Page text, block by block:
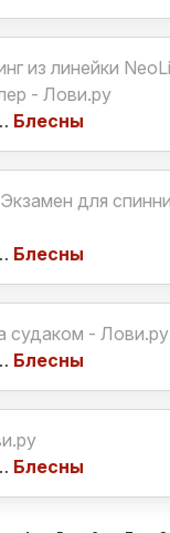
из линейки
- Лови.ру
Блесны
для
Блесны
судаком - Лови.ру
Блесны
Блесны